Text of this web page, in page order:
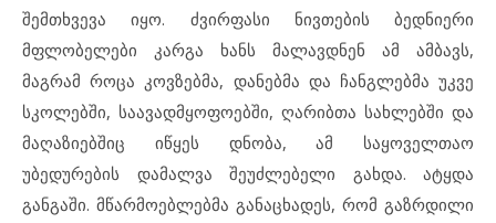
შემთხვევა იყო. ძვირფასი ნივთების ბედნიერი
მფლობელები კარგა ხანს მალავდნენ ამ ამბავს,
მაგრამ როცა კოვზებმა, დანებმა და ჩანგლებმა უკვე
სკოლებში, საავადმყოფოებში, ღარიბთა სახლებში და
მაღაზიებშიც იწყეს დნობა, ამ საყოველთაო
უბედურების დამალვა შეუძლებელი გახდა. ატყდა
განგაში. მწარმოებლებმა განაცხადეს, რომ გაზრდილი